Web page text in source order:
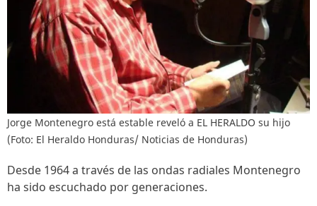
Jorge Montenegro está estable reveló a EL HERALDO su hijo
(Foto: El Heraldo Honduras/ Noticias de Honduras)
Desde 1964 a través de las ondas radiales Montenegro
ha sido escuchado por generaciones.